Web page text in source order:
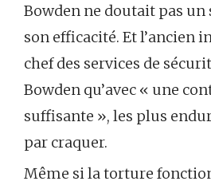
Bowden ne doutait pas un
son efficacité. Et l’ancien
chef des services de
Bowden qu’avec « une
suffisante », les plus
par craquer.
Même si la torture